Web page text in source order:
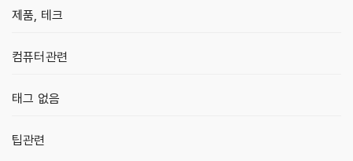
제품, 테크
컴퓨터관련
태그 없음
팁관련